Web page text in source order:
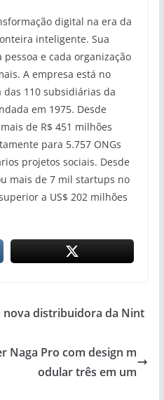
digital na era da
inteligente. Sua
e cada organização
A empresa está no
das 110 subsidiárias da
em 1975. Desde
de R$ 451 milhões
para 5.757 ONGs
projetos sociais. Desde
mais de 7 mil startups no
a US$ 202 milhões
nova distribuidora da Nint
Naga Pro com design m
odular três em um